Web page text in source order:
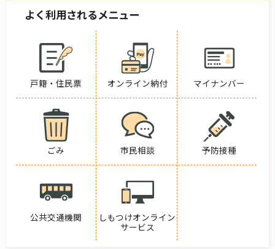
よく利用されるメニュー
戸籍・住民票 オンライン納付 マイナンバー
ごみ 市民相談 予防接種
公共交通機関
しもつけオンライン
サービス